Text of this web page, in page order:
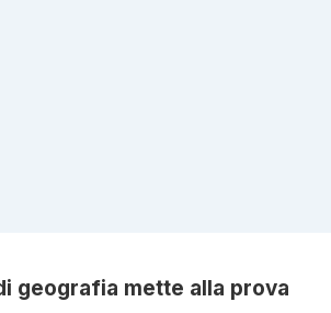
geografia mette alla prova